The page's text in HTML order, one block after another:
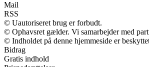
Mail
RSS
© Uautoriseret brug er forbudt.
© Ophavsret gælder. Vi samarbejder med
© Indholdet på denne hjemmeside er
Bidrag
Gratis indhold